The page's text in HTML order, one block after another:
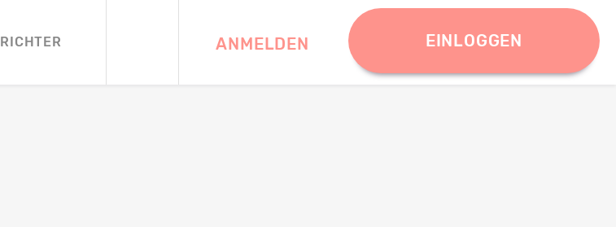
RICHTER ANMELDEN EINLOGGEN